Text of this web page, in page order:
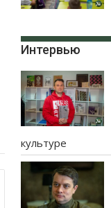
Интервью
культуре